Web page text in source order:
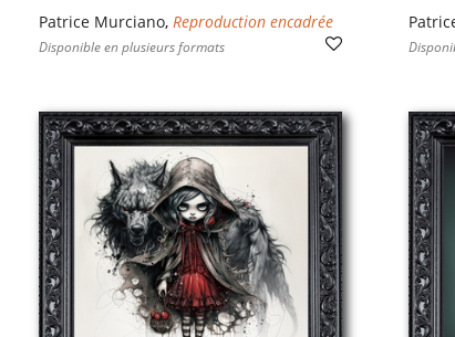
Patrice Murciano,Reproduction encadrée
Disponible en plusieurs formats